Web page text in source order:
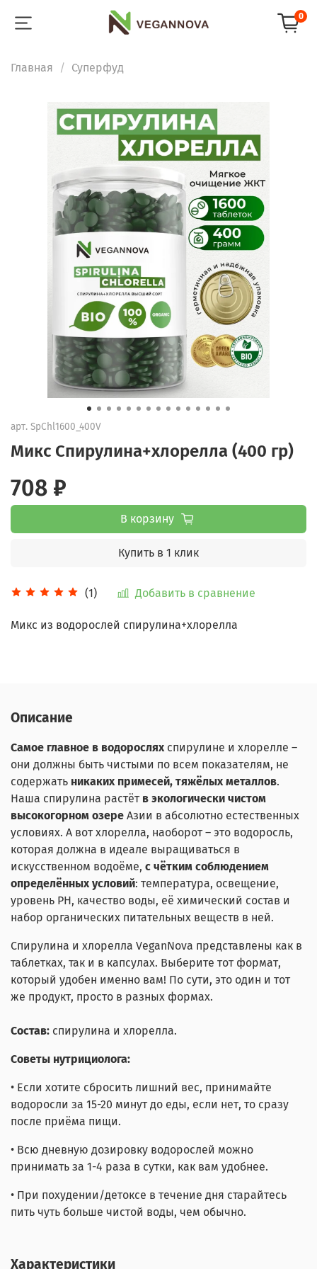
0
Главная Суперфуд
арт. SpChl1600_400V
Микс Спирулина+хлорелла (400 гр)
(1) Добавить в сравнение
708 ₽
В корзину
Купить в 1 клик
Микс из водорослей спирулина+хлорелла
Описание
Самое главное в водорослях спирулине и хлорелле –
они должны быть чистыми по всем показателям, не
содержать никаких примесей, тяжёлых металлов.
Наша спирулина растёт в экологически чистом
высокогорном озере Азии в абсолютно естественных
условиях. А вот хлорелла, наоборот – это водоросль,
которая должна в идеале выращиваться в
искусственном водоёме, с чётким соблюдением
определённых условий: температура, освещение,
уровень РH, качество воды, её химический состав и
набор органических питательных веществ в ней.
Спирулина и хлорелла VeganNova представлены как в
таблетках, так и в капсулах. Выберите тот формат,
который удобен именно вам! По сути, это один и тот
же продукт, просто в разных формах.
Состав: спирулина и хлорелла.
Советы нутрициолога:
• Если хотите сбросить лишний вес, принимайте
водоросли за 15-20 минут до еды, если нет, то сразу
после приёма пищи.
• Всю дневную дозировку водорослей можно
принимать за 1-4 раза в сутки, как вам удобнее.
• При похудении/детоксе в течение дня старайтесь
пить чуть больше чистой воды, чем обычно.
Характеристики